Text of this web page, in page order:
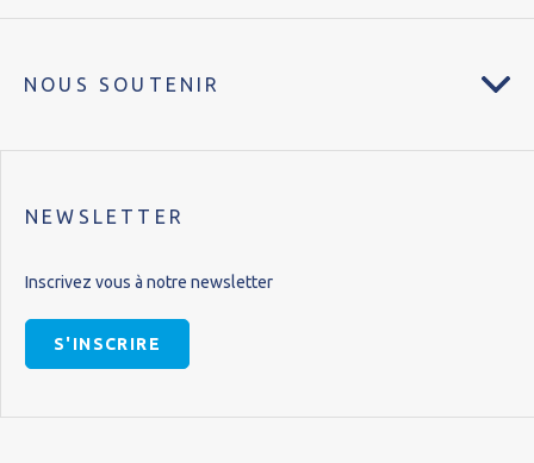
NOUS SOUTENIR
NEWSLETTER
Inscrivez vous à notre newsletter
S'INSCRIRE